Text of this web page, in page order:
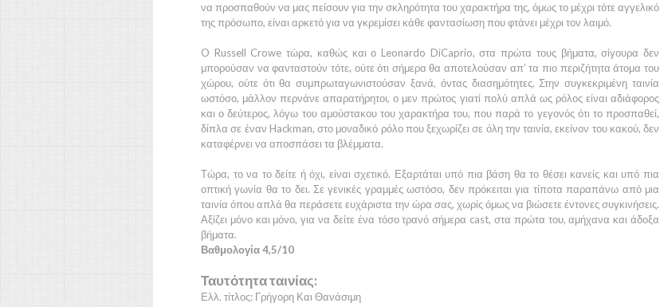
να προσπαθούν να μας πείσουν για την σκληρότητα του χαρακτήρα της, όμως το μέχρι τότε αγγελικό
της πρόσωπο, είναι αρκετό για να γκρεμίσει κάθε φαντασίωση που φτάνει μέχρι τον λαιμό.
O Russell Crowe τώρα, καθώς και ο Leonardo DiCaprio, στα πρώτα τους βήματα, σίγουρα δεν
μπορούσαν να φανταστούν τότε, ούτε ότι σήμερα θα αποτελούσαν απ’ τα πιο περιζήτητα άτομα του
χώρου, ούτε ότι θα συμπρωταγωνιστούσαν ξανά, όντας διασημότητες. Στην συγκεκριμένη ταινία
ωστόσο, μάλλον περνάνε απαρατήρητοι, ο μεν πρώτος γιατί πολύ απλά ως ρόλος είναι αδιάφορος
και ο δεύτερος, λόγω του αμούστακου του χαρακτήρα του, που παρά το γεγονός ότι το προσπαθεί,
δίπλα σε έναν Hackman, στο μοναδικό ρόλο που ξεχωρίζει σε όλη την ταινία, εκείνον του κακού, δεν
καταφέρνει να αποσπάσει τα βλέμματα.
Τώρα, το να το δείτε ή όχι, είναι σχετικό. Εξαρτάται υπό πια βάση θα το θέσει κανείς και υπό πια
οπτική γωνία θα το δει. Σε γενικές γραμμές ωστόσο, δεν πρόκειται για τίποτα παραπάνω από μια
ταινία όπου απλά θα περάσετε ευχάριστα την ώρα σας, χωρίς όμως να βιώσετε έντονες συγκινήσεις.
Αξίζει μόνο και μόνο, για να δείτε ένα τόσο τρανό σήμερα cast, στα πρώτα του, αμήχανα και άδοξα
βήματα.
Βαθμολογία 4,5/10
Ταυτότητα ταινίας:
Ελλ. τίτλος: Γρήγορη Και Θανάσιμη